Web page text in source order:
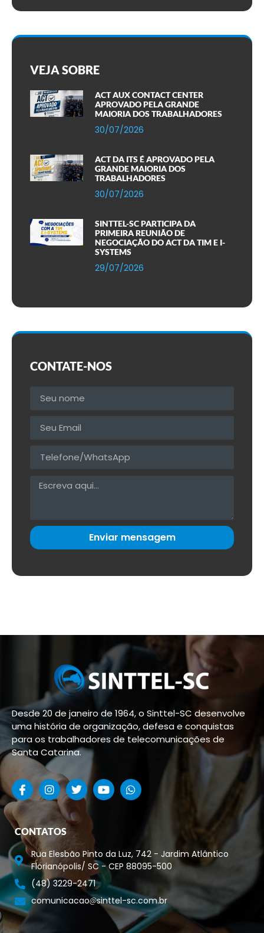
VEJA SOBRE
ACT AUX CONTACT CENTER
APROVADO PELA GRANDE
MAIORIA DOS TRABALHADORES
30/07/2026
ACT DA ITS É APROVADO PELA
GRANDE MAIORIA DOS
TRABALHADORES
30/07/2026
SINTTEL-SC PARTICIPA DA
PRIMEIRA REUNIÃO DE
NEGOCIAÇÃO DO ACT DA TIM E I-
SYSTEMS
29/07/2026
CONTATE-NOS
Enviar mensagem
Desde 20 de janeiro de 1964, o Sinttel-SC desenvolve
uma história de organização, defesa e conquistas
para os trabalhadores de telecomunicações de
Santa Catarina.
CONTATOS
Rua Elesbão Pinto da Luz, 742 - Jardim Atlântico
Florianópolis/ SC - CEP 88095-500
(48) 3229-2471
comunicacao
sinttel-sc.com.br